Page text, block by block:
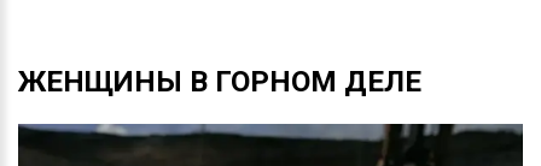
ЖЕНЩИНЫ В ГОРНОМ ДЕЛЕ